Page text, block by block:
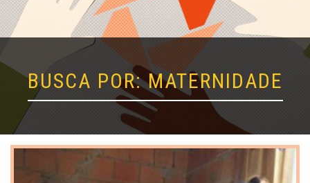
BUSCA POR: MATERNIDADE